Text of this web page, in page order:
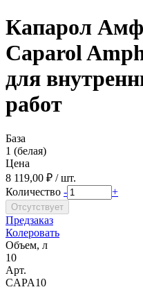
Капарол
Caparol
для
работ
База
1 (белая)
Цена
8 119,00 ₽ / шт.
Количество - +
Предзаказ
Колеровать
Объем, л
10
Арт.
CAPA10